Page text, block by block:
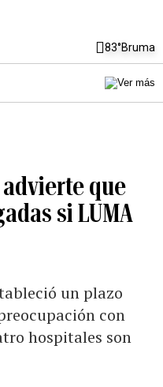
83°Bruma
que
si LUMA
un plazo
con
hospitales son